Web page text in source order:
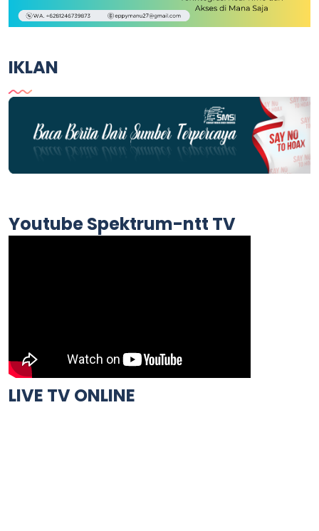
IKLAN
Youtube Spektrum-ntt TV
LIVE TV ONLINE